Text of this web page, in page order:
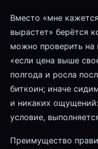
Вместо «мне
вырастет» берётся
можно проверить
«если цена выше
полгода и росла
биткоин; иначе
и никаких
условие,
Преимущество